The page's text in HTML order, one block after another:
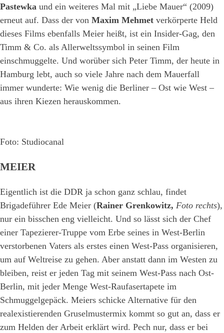
Pastewka und ein weiteres Mal mit „Liebe Mauer“ (2009)
erneut auf. Dass der von Maxim Mehmet verkörperte Held
dieses Films ebenfalls Meier heißt, ist ein Insider-Gag, den
Timm & Co. als Allerweltssymbol in seinen Film
einschmuggelte. Und worüber sich Peter Timm, der heute in
Hamburg lebt, auch so viele Jahre nach dem Mauerfall
immer wunderte: Wie wenig die Berliner – Ost wie West –
aus ihren Kiezen herauskommen.
Foto: Studiocanal
MEIER
Eigentlich ist die DDR ja schon ganz schlau, findet
Brigadeführer Ede Meier (Rainer Grenkowitz, Foto rechts),
nur ein bisschen eng vielleicht. Und so lässt sich der Chef
einer Tapezierer-Truppe vom Erbe seines in West-Berlin
verstorbenen Vaters als erstes einen West-Pass organisieren,
um auf Weltreise zu gehen. Aber anstatt dann im Westen zu
bleiben, reist er jeden Tag mit seinem West-Pass nach Ost-
Berlin, mit jeder Menge West-Raufasertapete im
Schmuggelgepäck. Meiers schicke Alternative für den
realexistierenden Gruselmustermix kommt so gut an, dass er
zum Helden der Arbeit erklärt wird. Pech nur, dass er bei